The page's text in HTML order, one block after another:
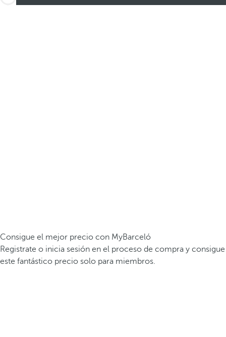
Consigue el mejor precio con MyBarceló
Registrate o inicia sesión en el proceso de compra y consigue
este fantástico precio solo para miembros.